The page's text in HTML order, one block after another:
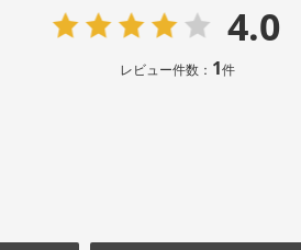
4.0
レビュー件数： 1件